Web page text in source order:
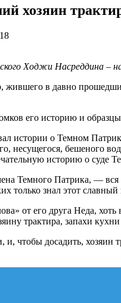
хозяин
Ходжи Насреддина –
жившего в давно
его историю и
истории о Темном
несущегося, бешеного
историю о суде
Темного Патрика, — вся
только знал этот
от его друга Неда,
трактира, запахи
чтобы досадить, хозяин